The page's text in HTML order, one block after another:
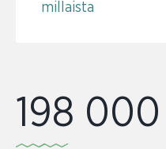
millaista
198 000